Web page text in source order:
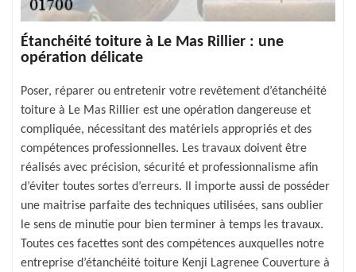
Étanchéité toiture à Le Mas Rillier : une
opération délicate
Poser, réparer ou entretenir votre revêtement d’étanchéité
toiture à Le Mas Rillier est une opération dangereuse et
compliquée, nécessitant des matériels appropriés et des
compétences professionnelles. Les travaux doivent être
réalisés avec précision, sécurité et professionnalisme afin
d’éviter toutes sortes d’erreurs. Il importe aussi de posséder
une maitrise parfaite des techniques utilisées, sans oublier
le sens de minutie pour bien terminer à temps les travaux.
Toutes ces facettes sont des compétences auxquelles notre
entreprise d’étanchéité toiture Kenji Lagrenee Couverture à